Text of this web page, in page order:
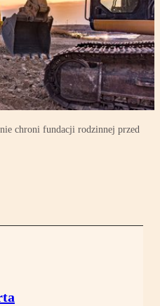
chroni fundacji rodzinnej przed